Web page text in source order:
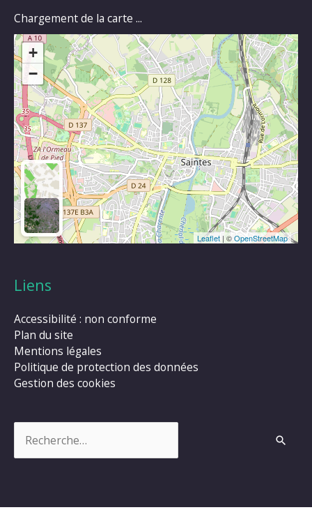
Chargement de la carte ...
+
−
Leaflet | ©OpenStreetMap
Liens
Accessibilité : non conforme
Plan du site
Mentions légales
Politique de protection des données
Gestion des cookies